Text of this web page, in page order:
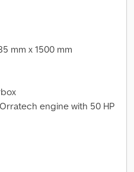
mm x 1500 mm
engine with 50 HP